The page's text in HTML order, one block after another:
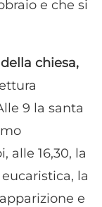
e che si
chiesa,
9 la santa
alle 16,30, la
la
e